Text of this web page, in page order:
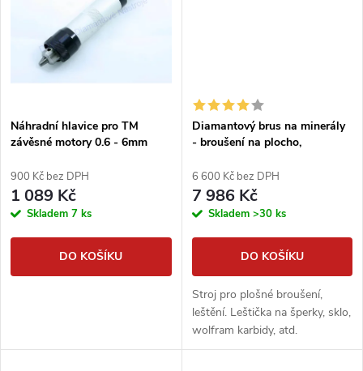
Náhradní hlavice pro TM
závěsné motory 0.6 - 6mm
900 Kč bez DPH
1 089 Kč
Skladem 7 ks
DO KOŠÍKU
Diamantový brus na minerály
- broušení na plocho,
sklo, karbidy apod.
6 600 Kč bez DPH
7 986 Kč
Skladem >30 ks
DO KOŠÍKU
Stroj pro plošné broušení,
leštění. Leštička na šperky, sklo,
wolfram karbidy, atd.